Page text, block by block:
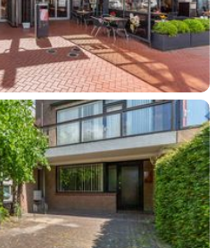
Voortuin